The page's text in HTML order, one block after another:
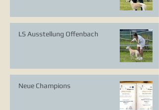
LS Ausstellung Offenbach
Neue Champions